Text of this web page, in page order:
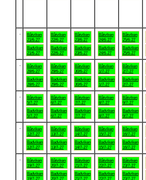
Båtviken
21/6-27
Badviken
21/6-27
Båtviken
22/6-27
Badviken
22/6-27
Båtviken
23/6-27
Badviken
23/6-27
Båtviken
24/6-27
Badviken
24/6-27
Båtviken
25/6-27
Badviken
25/6-27
Båtviken
28/6-27
Badviken
28/6-27
Båtviken
29/6-27
Badviken
29/6-27
Båtviken
30/6-27
Badviken
30/6-27
Båtviken
1/7-27
Badviken
1/7-27
Båtviken
2/7-27
Badviken
2/7-27
Båtviken
5/7-27
Badviken
5/7-27
Båtviken
6/7-27
Badviken
6/7-27
Båtviken
7/7-27
Badviken
7/7-27
Båtviken
8/7-27
Badviken
8/7-27
Båtviken
9/7-27
Badviken
9/7-27
Båtviken
12/7-27
Badviken
12/7-27
Båtviken
13/7-27
Badviken
13/7-27
Båtviken
14/7-27
Badviken
14/7-27
Båtviken
15/7-27
Badviken
15/7-27
Båtviken
16/7-27
Badviken
16/7-27
Båtviken
19/7-27
Badviken
19/7-27
Båtviken
20/7-27
Badviken
20/7-27
Båtviken
21/7-27
Badviken
21/7-27
Båtviken
22/7-27
Badviken
22/7-27
Båtviken
23/7-27
Badviken
23/7-27